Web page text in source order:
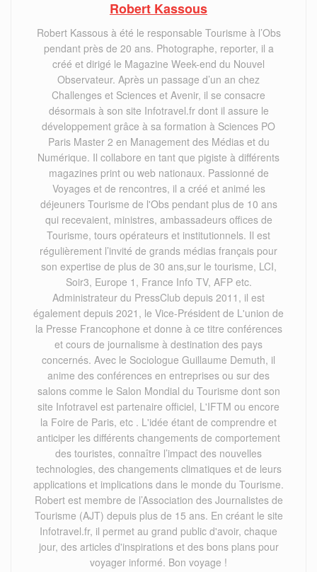
Robert Kassous
Robert Kassous à été le responsable Tourisme à l’Obs
pendant près de 20 ans. Photographe, reporter, il a
créé et dirigé le Magazine Week-end du Nouvel
Observateur. Après un passage d’un an chez
Challenges et Sciences et Avenir, il se consacre
désormais à son site Infotravel.fr dont il assure le
développement grâce à sa formation à Sciences PO
Paris Master 2 en Management des Médias et du
Numérique. Il collabore en tant que pigiste à différents
magazines print ou web nationaux. Passionné de
Voyages et de rencontres, il a créé et animé les
déjeuners Tourisme de l'Obs pendant plus de 10 ans
qui recevaient, ministres, ambassadeurs offices de
Tourisme, tours opérateurs et institutionnels. Il est
régulièrement l’invité de grands médias français pour
son expertise de plus de 30 ans,sur le tourisme, LCI,
Soir3, Europe 1, France Info TV, AFP etc.
Administrateur du PressClub depuis 2011, il est
également depuis 2021, le Vice-Président de L'union de
la Presse Francophone et donne à ce titre conférences
et cours de journalisme à destination des pays
concernés. Avec le Sociologue Guillaume Demuth, il
anime des conférences en entreprises ou sur des
salons comme le Salon Mondial du Tourisme dont son
site Infotravel est partenaire officiel, L'IFTM ou encore
la Foire de Paris, etc . L'idée étant de comprendre et
anticiper les différents changements de comportement
des touristes, connaître l’impact des nouvelles
technologies, des changements climatiques et de leurs
applications et implications dans le monde du Tourisme.
Robert est membre de l’Association des Journalistes de
Tourisme (AJT) depuis plus de 15 ans. En créant le site
Infotravel.fr, il permet au grand public d'avoir, chaque
jour, des articles d'inspirations et des bons plans pour
voyager informé. Bon voyage !